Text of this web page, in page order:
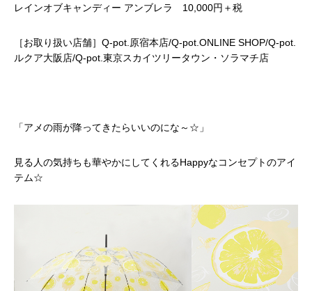
レインオブキャンディー アンブレラ 10,000円＋税
［お取り扱い店舗］Q-pot.原宿本店/Q-pot.ONLINE SHOP/Q-pot.
ルクア大阪店/Q-pot.東京スカイツリータウン・ソラマチ店
「アメの雨が降ってきたらいいのにな～☆」
見る人の気持ちも華やかにしてくれるHappyなコンセプトのアイ
テム☆